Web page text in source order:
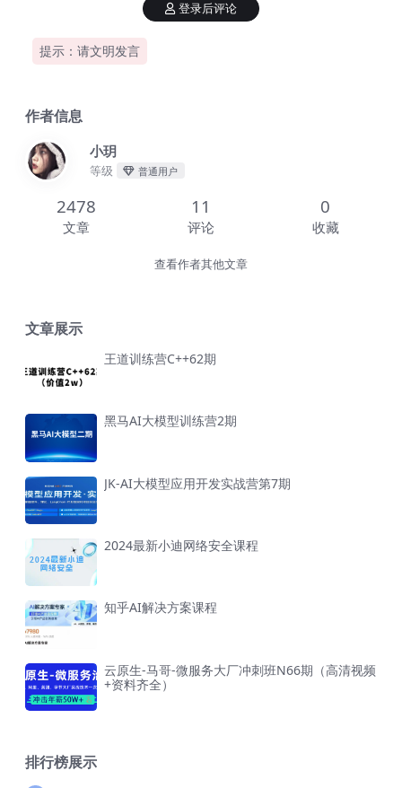
提示：请文明发言
登录后评论
作者信息
小玥
等级 普通用户
2478
文章
11
评论
0
收藏
查看作者其他文章
文章展示
王道训练营C++62期
黑马AI大模型训练营2期
JK-AI大模型应用开发实战营第7期
2024最新小迪网络安全课程
知乎AI解决方案课程
云原生-马哥-微服务大厂冲刺班N66期（高清视频
+资料齐全）
排行榜展示